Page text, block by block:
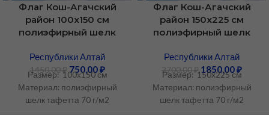
Флаг Кош-Агачский
район 100х150 см
полиэфирный шелк
Республики Алтай
1450,00₽ 750,00₽
Размер: 100х150 см
Материал: полиэфирный
шелк тафетта 70 г/м2
Флаг Кош-Агачский
район 150х225 см
полиэфирный шелк
Республики Алтай
2700,00₽ 1850,00₽
Размер: 150х225 см
Материал: полиэфирный
шелк тафетта 70 г/м2